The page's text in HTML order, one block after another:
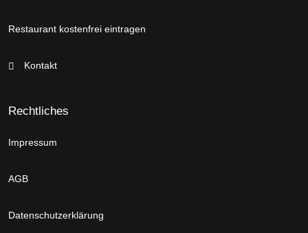
Restaurant kostenfrei eintragen
Kontakt
Rechtliches
Impressum
AGB
Datenschutzerklärung